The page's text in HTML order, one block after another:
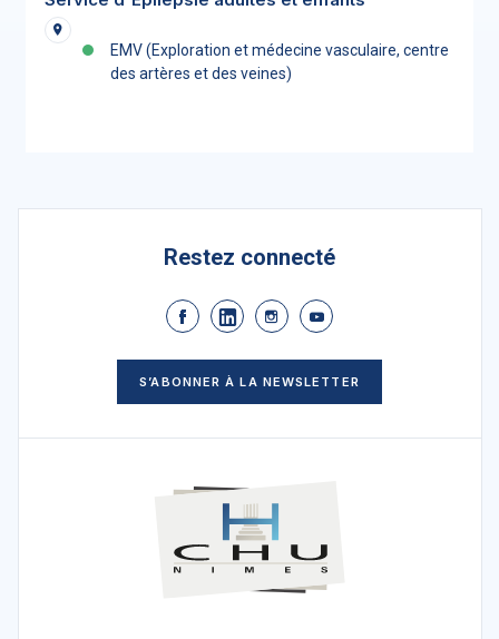
EMV (Exploration et médecine vasculaire, centre
des artères et des veines)
Restez connecté
S’ABONNER À LA NEWSLETTER